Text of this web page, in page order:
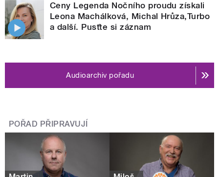
Ceny Legenda Nočního proudu získali
Leona Machálková, Michal Hrůza,Turbo
a další. Pusťte si záznam
Audioarchiv pořadu
POŘAD PŘIPRAVUJÍ